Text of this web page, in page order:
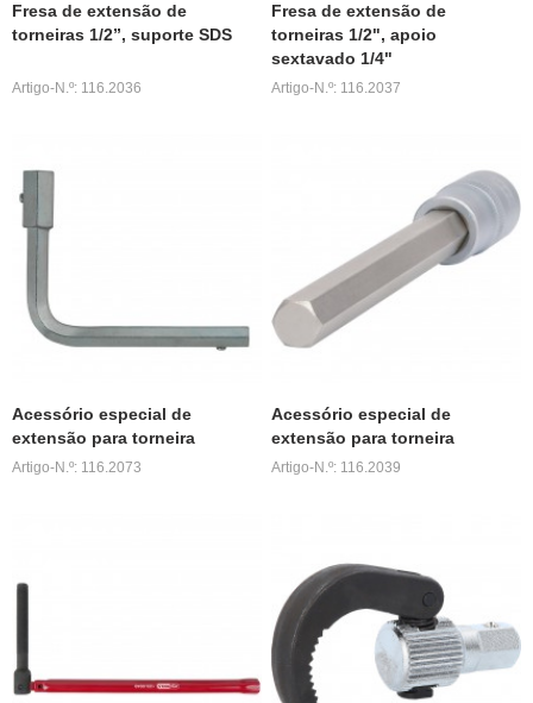
Fresa de extensão de
torneiras 1/2”, suporte SDS
Artigo-N.º: 116.2036
Fresa de extensão de
torneiras 1/2", apoio
sextavado 1/4"
Artigo-N.º: 116.2037
Acessório especial de
extensão para torneira
Artigo-N.º: 116.2073
Acessório especial de
extensão para torneira
Artigo-N.º: 116.2039